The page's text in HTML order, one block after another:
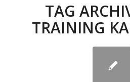
TAG
TRAINING